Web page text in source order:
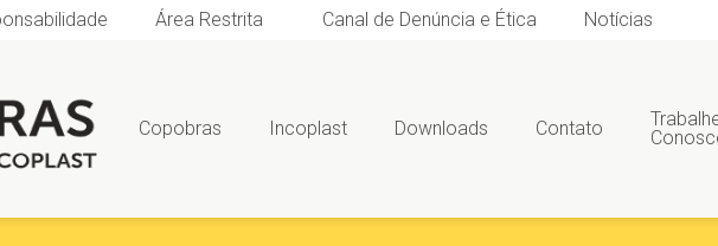
Área Restrita Canal de Denúncia e Ética Notícias
Copobras Incoplast Downloads Contato